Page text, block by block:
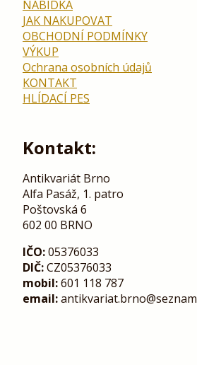
NABÍDKA
JAK NAKUPOVAT
OBCHODNÍ PODMÍNKY
VÝKUP
Ochrana osobních údajů
KONTAKT
HLÍDACÍ PES
Kontakt:
Antikvariát Brno
Alfa Pasáž, 1. patro
Poštovská 6
602 00 BRNO
IČO:05376033
DIČ:CZ05376033
mobil:601 118 787
email: